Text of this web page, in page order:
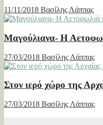
11/11/2018 Βασίλης Λάππας
Μαγούλιανα- Η
27/03/2018 Βασίλης Λάππας
Στον ιερό χώρο της
27/03/2018 Βασίλης Λάππας